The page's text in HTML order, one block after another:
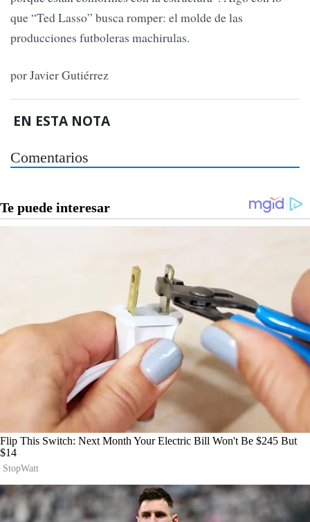
que “Ted Lasso” busca romper: el molde de las
producciones futboleras machirulas.
por Javier Gutiérrez
EN ESTA NOTA
Comentarios